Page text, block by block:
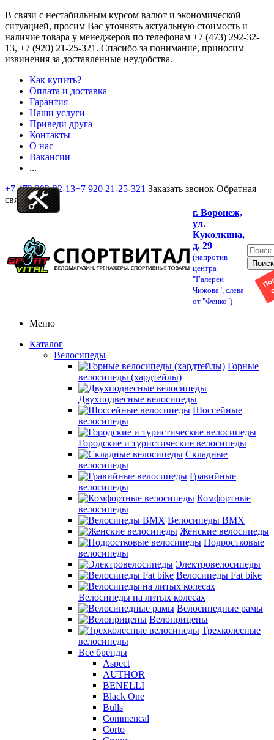
В связи с нестабильным курсом валют и экономической
ситуацией, просим Вас уточнять актуальную стоимость и
наличие товара у менеджеров по телефонам +7 (473) 292-32-
13, +7 (920) 21-25-321 . Спасибо за понимание, приносим
извинения за доставленные неудобства.
Как купить?
Оплата и доставка
Гарантия
Наши услуги
Приведи друга
Контакты
О нас
Вакансии
...
+7 473 292-32-13+7 920 21-25-321 Заказать звонок Обратная
связь
г. Воронеж,
ул.
Куколкина,
д. 29
(напротив
центра
"Галереи
Чижова", слева
от "Фенко")
Меню
Каталог
Велосипеды
Горные
велосипеды (хардтейлы)
Двухподвесные велосипеды
Шоссейные
велосипеды
Городские и туристические велосипеды
Складные
велосипеды
Гравийные
велосипеды
Комфортные
велосипеды
Велосипеды BMX
Женские велосипеды
Подростковые
велосипеды
Электровелосипеды
Велосипеды Fat bike
Велосипеды на литых колесах
Велосипедные рамы
Велоприцепы
Трехколесные
велосипеды
Все бренды
Aspect
AUTHOR
BENELLI
Black One
Bulls
Commencal
Corto